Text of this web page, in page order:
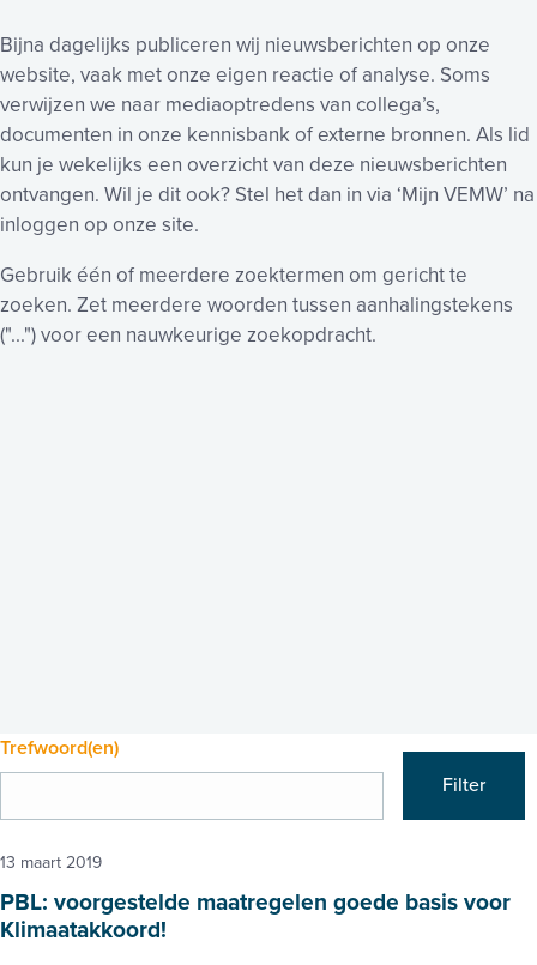
Bijna dagelijks publiceren wij nieuwsberichten op onze
website, vaak met onze eigen reactie of analyse. Soms
verwijzen we naar mediaoptredens van collega’s,
documenten in onze kennisbank of externe bronnen. Als lid
kun je wekelijks een overzicht van deze nieuwsberichten
ontvangen. Wil je dit ook? Stel het dan in via ‘Mijn VEMW’ na
inloggen op onze site.
Gebruik één of meerdere zoektermen om gericht te
zoeken. Zet meerdere woorden tussen aanhalingstekens
("...") voor een nauwkeurige zoekopdracht.
Trefwoord(en)
Filter
PBL: voorgestelde maatregelen goede basis voor
Klimaatakkoord!
13 maart 2019